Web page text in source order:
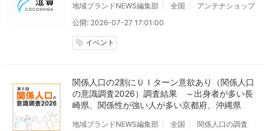
地域ブランドNEWS編集部 全国
アンテナショップ
公開: 2026-07-27 17:01:00
local_offer イベント
関係人口の2割にＵＩターン意欲あり（関係人口
の意識調査2026）調査結果 ～出身者が多い長
崎県、関係性が強い人が多い京都府、沖縄県
地域ブランドNEWS編集部 全国
関係人口の調査